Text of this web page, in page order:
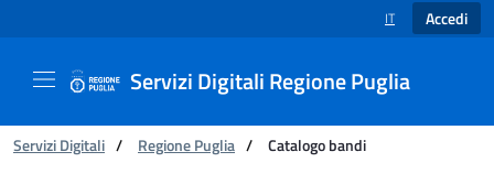
SELEZIONE
IT Accedi
Servizi Digitali Regione Puglia
Ti trovi in:
Servizi Digitali / Regione Puglia / Catalogo bandi